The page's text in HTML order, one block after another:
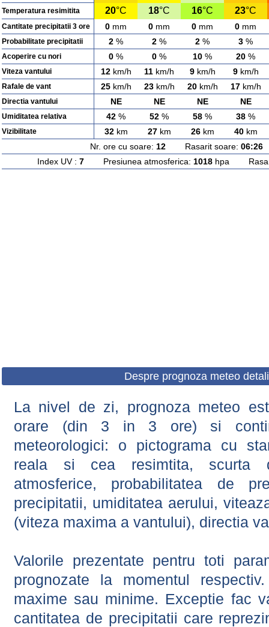
Temperatura resimitita 20°C 18°C 16°C 23°C
Cantitate precipitatii 3 ore 0 mm 0 mm 0 mm 0 mm
Probabilitate precipitatii 2 % 2 % 2 % 3 %
Acoperire cu nori 0 % 0 % 10 % 20 %
Viteza vantului 12km/h 11 km/h 9km/h 9km/h
Rafale de vant 25km/h 23km/h 20km/h 17km/h
Directia vantului NE NE NE NE
Umiditatea relativa 42 % 52 % 58 % 38 %
Vizibilitate 32km 27km 26km 40km
Nr. ore cu soare: 12Rasarit soare: 06:26
Index UV : 7Presiunea atmosferica: 1018hpa
Despre prognoza meteo
La nivel de zi, prognoza meteo
orare (din 3 in 3 ore) si
meteorologici: o pictograma cu
reala si cea resimtita, scurta
atmosferice, probabilitatea de
precipitatii, umiditatea aerului,
(viteza maxima a vantului), directia
Valorile prezentate pentru toti
prognozate la momentul
maxime sau minime. Exceptie fac
cantitatea de precipitatii care